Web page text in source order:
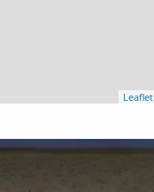
Leaflet